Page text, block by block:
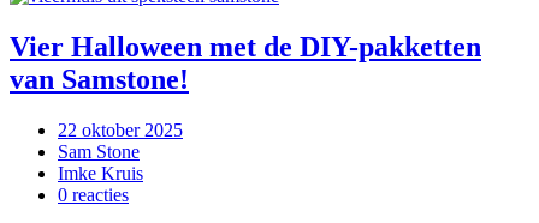
Vier Halloween met de DIY-pakketten
van Samstone!
22 oktober 2025
Sam Stone
Imke Kruis
0 reacties